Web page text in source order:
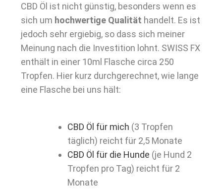
CBD Öl ist nicht günstig, besonders wenn es
sich um hochwertige Qualität handelt. Es ist
jedoch sehr ergiebig, so dass sich meiner
Meinung nach die Investition lohnt. SWISS FX
enthält in einer 10ml Flasche circa 250
Tropfen. Hier kurz durchgerechnet, wie lange
eine Flasche bei uns hält:
CBD Öl für mich (3 Tropfen
täglich) reicht für 2,5 Monate
CBD Öl für die Hunde (je Hund 2
Tropfen pro Tag) reicht für 2
Monate